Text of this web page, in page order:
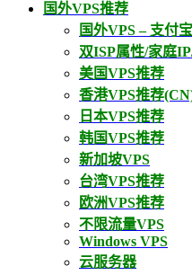
国外VPS推荐
国外VPS – 支付
双ISP属性/家庭
美国VPS推荐
香港VPS推荐
日本VPS推荐
韩国VPS推荐
新加坡VPS
台湾VPS推荐
欧洲VPS推荐
不限流量VPS
Windows VPS
云服务器